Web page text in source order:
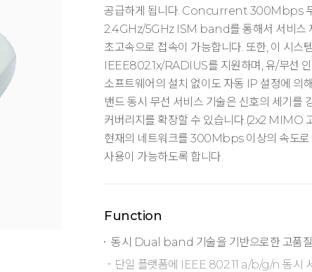
공급하게 됩니다. Concurrent 300Mbps 무
2.4GHz/5GHz ISM band를 통해서 서비스
초고속으로 접속이 가능합니다. 또한, 이 시스
IEEE802.1x/RADIUS를 지원하며, 유/무선
소프트웨어의 설치 없이도 자동 IP 설정에 의
밴드 동시 무선 서비스 기술은 신호의 세기를
커버리지를 확장할 수 있습니다.(2x2 MIMO
현재의 네트워크를 300Mbps 이상의 속도로
사용이 가능하도록 합니다.
Function
동시 Dual band 기술을 기반으로한 고품
단일 플랫폼에 IEEE 802.11 a/b/g/n 동시